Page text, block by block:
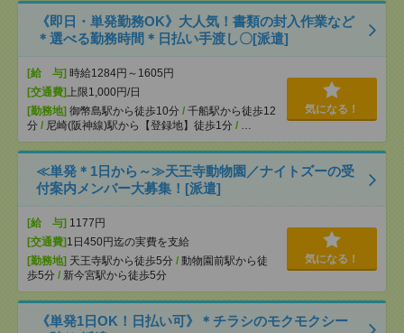
《即日・単発勤務OK》大人気！書類の封入作業など
＊選べる勤務時間＊日払い手渡し〇[派遣]
[給 与] 時給1284円～1605円
[交通費] 上限1,000円/日
[勤務地] 御幣島駅から徒歩10分 / 千船駅から徒歩12
分 / 尼崎(阪神線)駅から【登録地】徒歩1分 / …
気になる！
≪単発＊1日から～≫天王寺動物園／ナイトズーの受
付案内メンバー大募集！[派遣]
[給 与] 1177円
[交通費] 1日450円迄の実費を支給
[勤務地] 天王寺駅から徒歩5分 / 動物園前駅から徒
歩5分 / 新今宮駅から徒歩5分
気になる！
《単発1日OK！日払い可》＊チラシのモクモクシー